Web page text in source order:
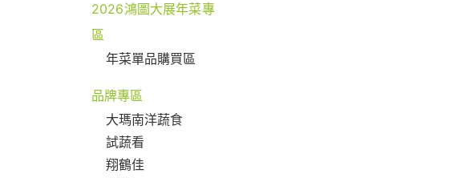
2026鴻圖大展年菜專
區
年菜單品購買區
品牌專區
大瑪南洋蔬食
試蔬看
翔鶴佳